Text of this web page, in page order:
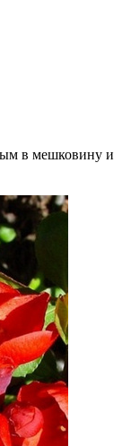
в мешковину и